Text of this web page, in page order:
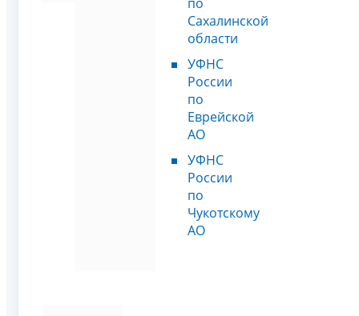
Сахалинской
области
УФНС
России
по
Еврейской
АО
УФНС
России
по
Чукотскому
АО